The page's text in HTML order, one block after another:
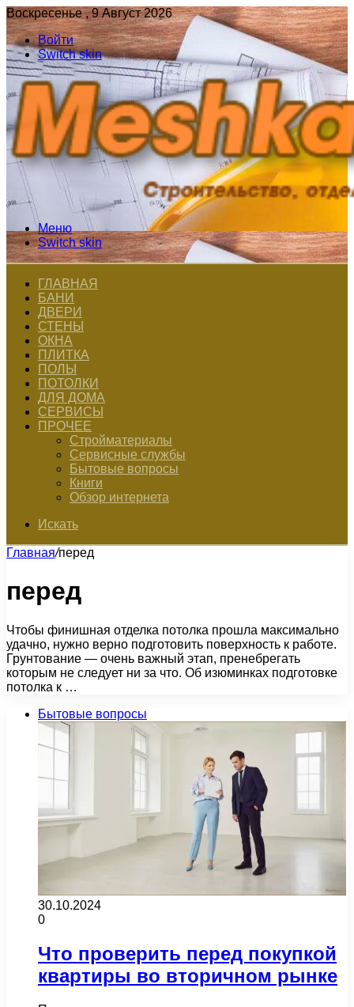
Воскресенье , 9 Август 2026
Войти
Switch skin
Меню
Switch skin
ГЛАВНАЯ
БАНИ
ДВЕРИ
СТЕНЫ
ОКНА
ПЛИТКА
ПОЛЫ
ПОТОЛКИ
ДЛЯ ДОМА
СЕРВИСЫ
ПРОЧЕЕ
Стройматериалы
Сервисные службы
Бытовые вопросы
Книги
Обзор интернета
Искать
Главная/перед
перед
Чтобы финишная отделка потолка прошла максимально
удачно, нужно верно подготовить поверхность к работе.
Грунтование — очень важный этап, пренебрегать
которым не следует ни за что. Об изюминках подготовке
потолка к …
Бытовые вопросы
30.10.2024
0
Что проверить перед покупкой
квартиры во вторичном рынке